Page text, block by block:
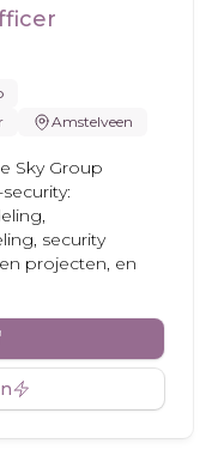
Amstelveen
Sky Group
security
projecten, en